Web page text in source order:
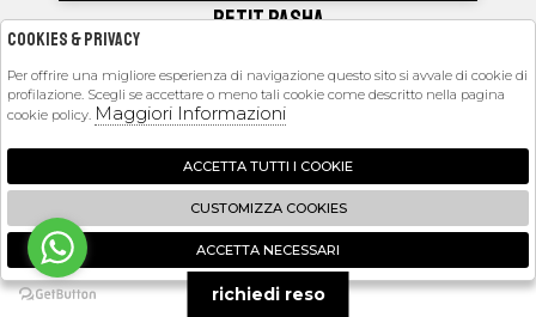
PETIT PASHA
EXTRA
2026 Petit Pasha - P.iva : 09423341214 Powered by
Zucchetti
🍪
richiedi reso
Cookies & Privacy
Per offrire una migliore esperienza di navigazione questo sito si avvale di cookie di
profilazione. Scegli se accettare o meno tali cookie come descritto nella pagina
cookie policy. Maggiori Informazioni
ACCETTA TUTTI I COOKIE
CUSTOMIZZA COOKIES
ACCETTA NECESSARI